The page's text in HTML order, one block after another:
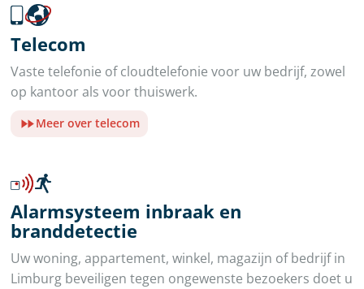
Telecom
Vaste telefonie of cloudtelefonie voor uw bedrijf, zowel
op kantoor als voor thuiswerk.
Meer over telecom
Alarmsysteem inbraak en
branddetectie
Uw woning, appartement, winkel, magazijn of bedrijf in
Limburg beveiligen tegen ongewenste bezoekers doet u